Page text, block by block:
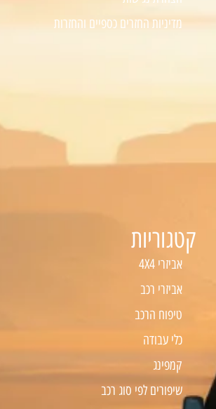
מדיניות החזרים כספיים והחזרות
קטגוריות
אביזרי 4X4
אביזרי רכב
טיפוח הרכב
כלי עבודה
קמפינג
שיפורים לפי סוג רכב